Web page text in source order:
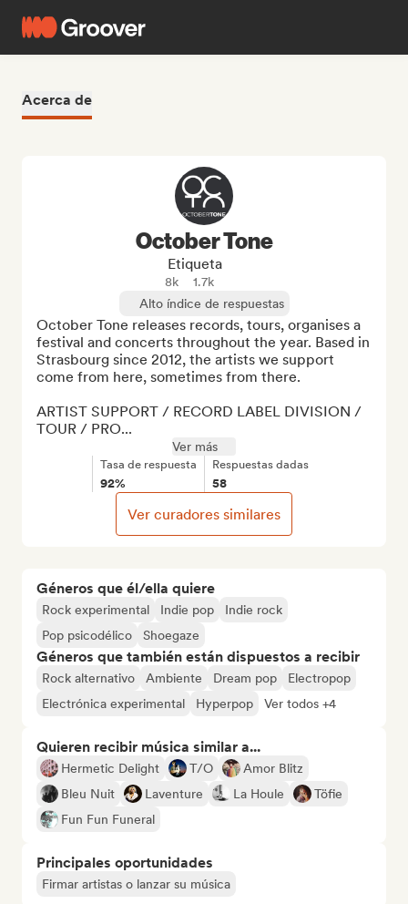
Acerca de
Géneros que él/ella quiere
Rock experimental Indie pop
Indie rock
Pop psicodélico
Shoegaze
Géneros que también están dispuestos a recibir
Rock alternativo Ambiente Dream pop
Electropop
Electrónica experimental
Hyperpop Ver todos +4
Quieren recibir música similar a...
Hermetic Delight T/O
Amor Blitz
Bleu Nuit
Laventure La Houle
Töfie
Fun Fun Funeral
Principales oportunidades
Firmar artistas o lanzar su música
October Tone
Etiqueta
8k
1.7k
Alto índice de respuestas
October Tone releases records, tours, organises a
festival and concerts throughout the year. Based in
Strasbourg since 2012, the artists we support
come from here, sometimes from there.
ARTIST SUPPORT / RECORD LABEL DIVISION /
TOUR / PRO...
Ver más
Tasa de respuesta
92%
Respuestas dadas
58
Ver curadores similares